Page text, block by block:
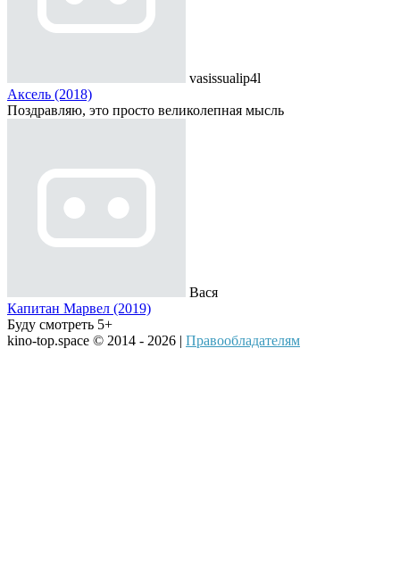
vasissualip4l
Аксель (2018)
Поздравляю, это просто великолепная мысль
Вася
Капитан Марвел (2019)
Буду смотреть 5+
kino-top.space © 2014 - 2026 | Правообладателям